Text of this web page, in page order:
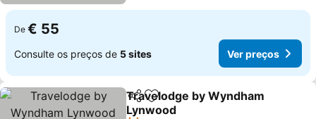
De € 55
Consulte os preços de 5 sites Ver preços
PartilharAdicionar aos favoritos
Travelodge by Wyndham
Lynwood